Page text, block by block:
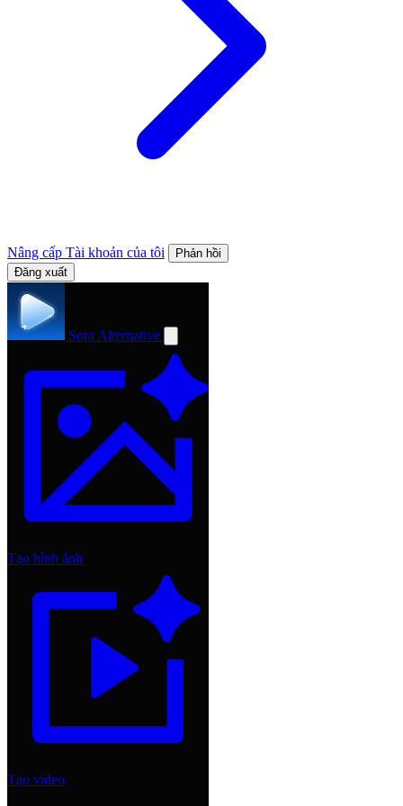
Nâng cấp Tài khoản của tôi
Phản hồi
Đăng xuất
Sora Alternative
Tạo hình ảnh
Tạo video